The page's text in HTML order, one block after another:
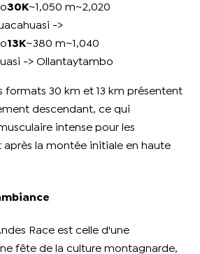
30K~1,050 m~2,020
->
13K~380 m~1,040
-> Ollantaytambo
formats 30 km et 13 km présentent
descendant, ce qui
intense pour les
après la montée initiale en haute
Race est celle d'une
fête de la culture montagnarde,